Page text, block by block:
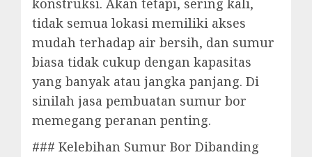
konstruksi. Akan tetapi, sering kali,
tidak semua lokasi memiliki akses
mudah terhadap air bersih, dan sumur
biasa tidak cukup dengan kapasitas
yang banyak atau jangka panjang. Di
sinilah jasa pembuatan sumur bor
memegang peranan penting.
### Kelebihan Sumur Bor Dibanding